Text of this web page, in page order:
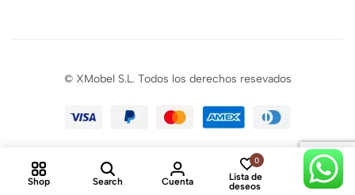
© XMobel S.L. Todos los derechos resevados
Shop Search Cuenta
0
Lista de
deseos
0
Cart